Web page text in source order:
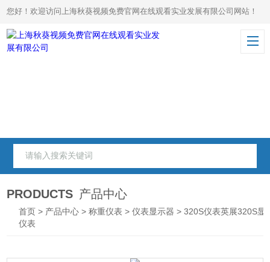
您好！欢迎访问上海秋葵视频免费官网在线观看实业发展有限公司网站！
PRODUCTS 产品中心
首页 > 产品中心 >称重仪表 >仪表显示器 > 320S仪表英展320S显
仪表